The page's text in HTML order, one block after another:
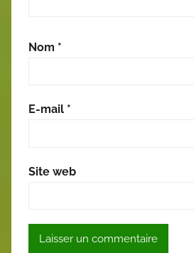
Nom *
E-mail *
Site web